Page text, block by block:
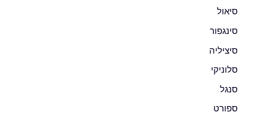
סיאול
סינגפור
סיציליה
סלוניקי
סנגל
ספורט